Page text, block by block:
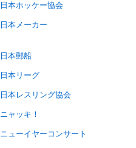
日本ホッケー協会
日本メーカー
日本郵船
日本リーグ
日本レスリング協会
ニャッキ！
ニューイヤーコンサート